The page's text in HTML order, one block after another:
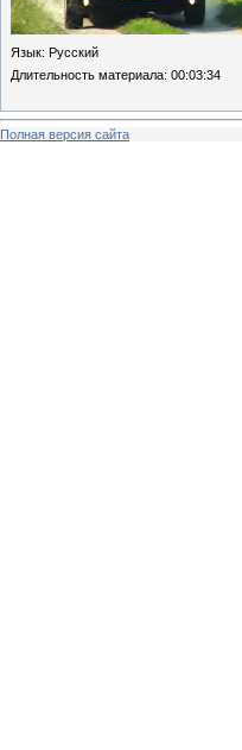
Язык: Русский
Длительность материала: 00:03:34
Полная версия сайта